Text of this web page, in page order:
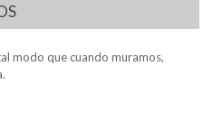
modo que cuando muramos,